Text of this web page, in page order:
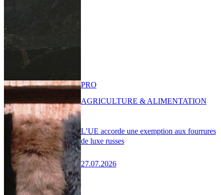
L’UE accorde une exemption aux fourrures
de luxe russes
27.07.2026
PRO
AGRICULTURE & ALIMENTATION